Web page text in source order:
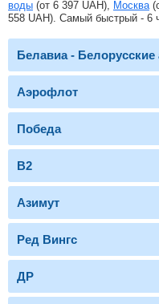
воды (от 6 397 UAH), Москва
558 UAH). Самый быстрый - 6
Белавиа -
Аэрофлот
Победа
В2
Азимут
Ред Вингс
ДР